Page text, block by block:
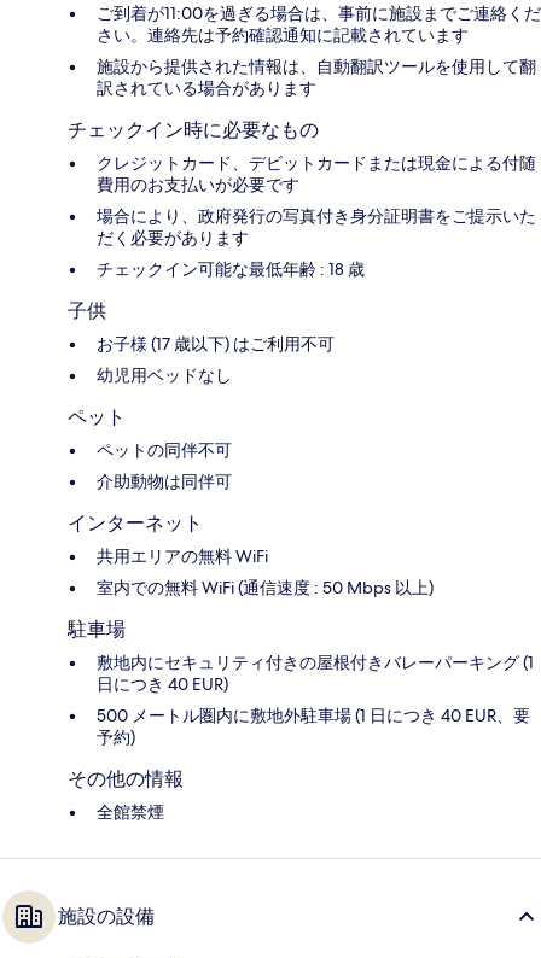
ご到着が11:00を過ぎる場合は、事前に施設までご連絡くだ
さい。連絡先は予約確認通知に記載されています
施設から提供された情報は、自動翻訳ツールを使用して翻
訳されている場合があります
チェックイン時に必要なもの
クレジットカード、デビットカードまたは現金による付随
費用のお支払いが必要です
場合により、政府発行の写真付き身分証明書をご提示いた
だく必要があります
チェックイン可能な最低年齢 : 18 歳
子供
お子様 (17 歳以下) はご利用不可
幼児用ベッドなし
ペット
ペットの同伴不可
介助動物は同伴可
インターネット
共用エリアの無料 WiFi
室内での無料 WiFi (通信速度 : 50 Mbps 以上)
駐車場
敷地内にセキュリティ付きの屋根付きバレーパーキング (1
日につき 40 EUR)
500 メートル圏内に敷地外駐車場 (1 日につき 40 EUR、要
予約)
その他の情報
全館禁煙
施設の設備